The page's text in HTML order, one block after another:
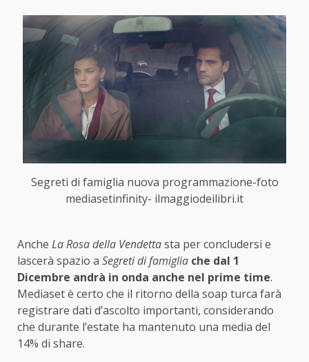
Segreti di famiglia nuova programmazione-foto
mediasetinfinity- ilmaggiodeilibri.it
Anche La Rosa della Vendettasta per concludersi e
lascerà spazio a Segreti di famiglia che dal 1
Dicembre andrà in onda anche nel prime time.
Mediaset è certo che il ritorno della soap turca farà
registrare dati d’ascolto importanti, considerando
che durante l’estate ha mantenuto una media del
14% di share.